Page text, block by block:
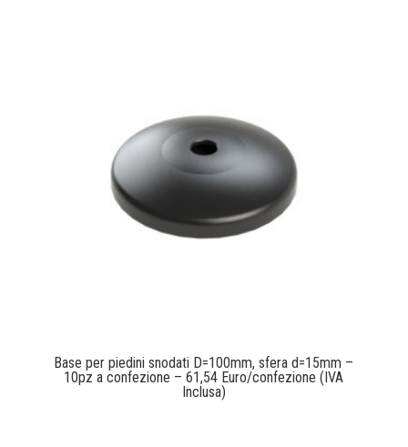
Base per piedini snodati D=100mm, sfera d=15mm –
10pz a confezione – 61,54 Euro/confezione (IVA
Inclusa)